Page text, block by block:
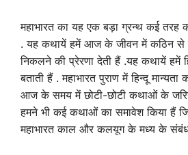
महाभारत का यह एक बड़ा ग्रन्थ कई
. यह कथायें हमें आज के जीवन में कठिन से
निकलने की प्रेरणा देती हैं .यह कथायें हमें
बताती हैं . महाभारत पुराण में हिन्दू
आज के समय में छोटी-छोटी कथाओं के जरिये
हमने भी कई कथाओं का समावेश किया हैं
महाभारत काल और कलयूग के मध्य के संबंध